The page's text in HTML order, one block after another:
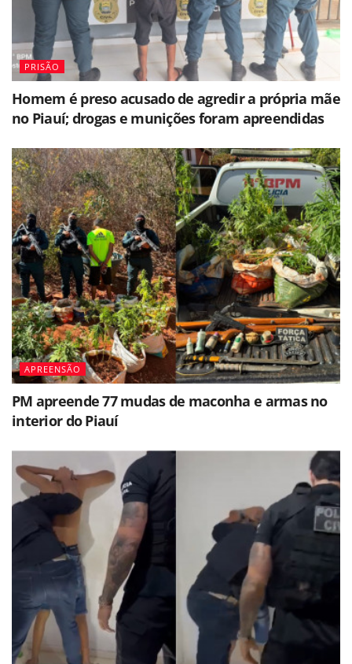
PRISÃO
Homem é preso acusado de agredir a própria mãe
no Piauí; drogas e munições foram apreendidas
APREENSÃO
PM apreende 77 mudas de maconha e armas no
interior do Piauí